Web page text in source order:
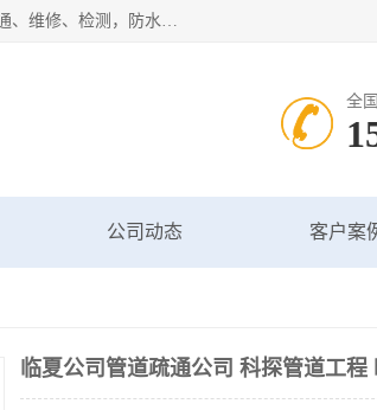
甘肃科探管道工程有限公司成立于2019年，注册地位于甘肃省兰州市。经营范围包括管道安装、清洗、疏通、维修、检测，防水工程，工程钻孔，化粪池清理，暖气安装，给排水管道安装维修，室内外管道如消防、供水、供热管道漏水检测定位，室内外防水堵漏等。
全
公司动态 客户案
临夏公司管道疏通公司 科探管道工程